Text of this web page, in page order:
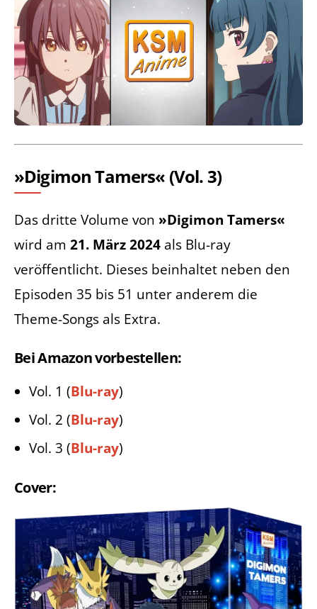
»Digimon Tamers« (Vol. 3)
Das dritte Volume von »Digimon Tamers«
wird am 21. März 2024 als Blu-ray
veröffentlicht. Dieses beinhaltet neben den
Episoden 35 bis 51 unter anderem die
Theme-Songs als Extra.
Bei Amazon vorbestellen:
Vol. 1 (Blu-ray)
Vol. 2 (Blu-ray)
Vol. 3 (Blu-ray)
Cover: